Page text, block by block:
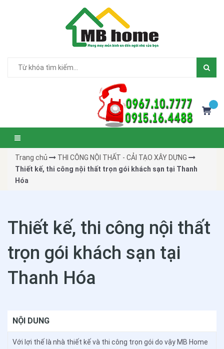
Trang chủ
THI CÔNG NỘI THẤT - CẢI TẠO XÂY DỰNG
Thiết kế, thi công nội thất trọn gói khách sạn tại Thanh
Hóa
Thiết kế, thi công nội thất
trọn gói khách sạn tại
Thanh Hóa
NỘI DUNG
Với lợi thế là nhà thiết kế và thi công trọn gói do vậy MB Home